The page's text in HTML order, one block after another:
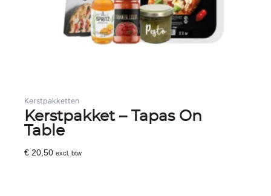
Kerstpakketten
Kerstpakket – Tapas On
Table
€ 20,50 excl. btw